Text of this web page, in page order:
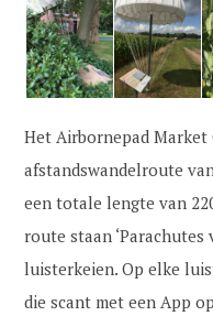
Het Airbornepad Market
afstandswandelroute
een totale lengte van
route staan
luisterkeien. Op elke
die scant met een App